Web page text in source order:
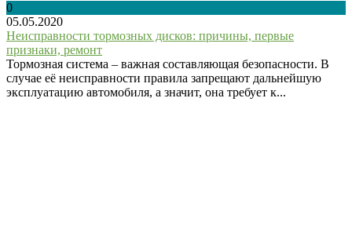
0
05.05.2020
Неисправности тормозных дисков: причины, первые
признаки, ремонт
Тормозная система – важная составляющая безопасности. В
случае её неисправности правила запрещают дальнейшую
эксплуатацию автомобиля, а значит, она требует к...